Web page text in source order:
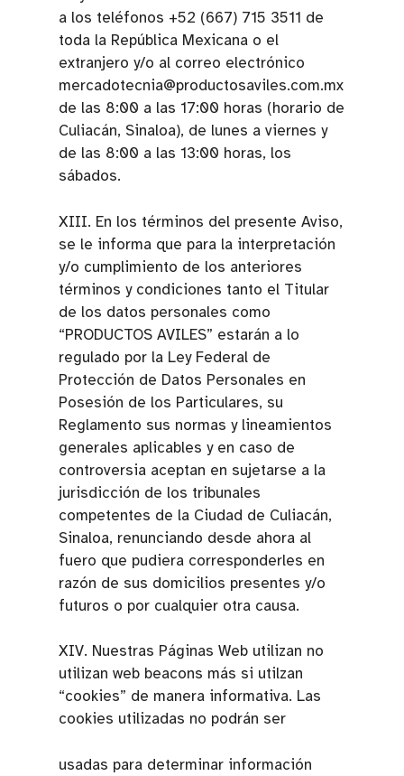
a los teléfonos +52 (667) 715 3511 de
toda la República Mexicana o el
extranjero y/o al correo electrónico
mercadotecnia@productosaviles.com.mx
de las 8:00 a las 17:00 horas (horario de
Culiacán, Sinaloa), de lunes a viernes y
de las 8:00 a las 13:00 horas, los
sábados.
XIII. En los términos del presente Aviso,
se le informa que para la interpretación
y/o cumplimiento de los anteriores
términos y condiciones tanto el Titular
de los datos personales como
“PRODUCTOS AVILES” estarán a lo
regulado por la Ley Federal de
Protección de Datos Personales en
Posesión de los Particulares, su
Reglamento sus normas y lineamientos
generales aplicables y en caso de
controversia aceptan en sujetarse a la
jurisdicción de los tribunales
competentes de la Ciudad de Culiacán,
Sinaloa, renunciando desde ahora al
fuero que pudiera corresponderles en
razón de sus domicilios presentes y/o
futuros o por cualquier otra causa.
XIV. Nuestras Páginas Web utilizan no
utilizan web beacons más si utilzan
“cookies” de manera informativa. Las
cookies utilizadas no podrán ser
usadas para determinar información